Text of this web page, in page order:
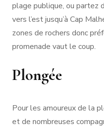
plage publique, ou partez
vers l’est jusqu’à Cap
zones de rochers donc
promenade vaut le coup.
Plongée
Pour les amoureux de la
et de nombreuses